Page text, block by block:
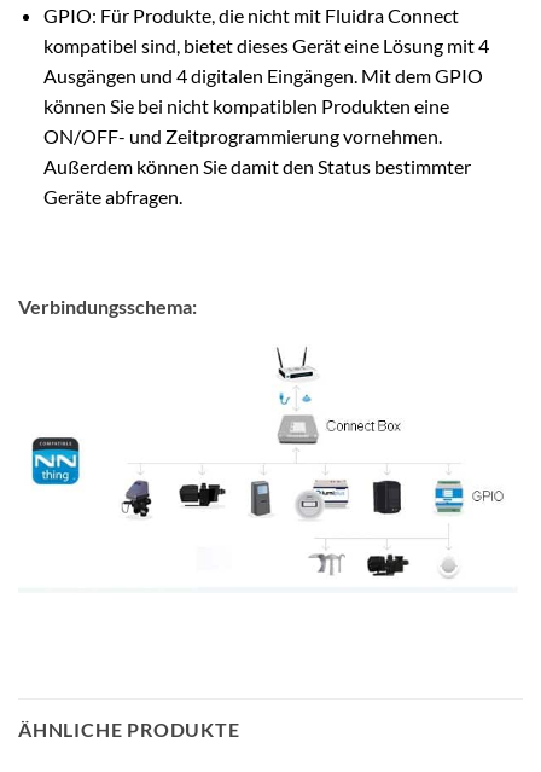
GPIO: Für Produkte, die nicht mit Fluidra Connect
kompatibel sind, bietet dieses Gerät eine Lösung mit 4
Ausgängen und 4 digitalen Eingängen. Mit dem GPIO
können Sie bei nicht kompatiblen Produkten eine
ON/OFF- und Zeitprogrammierung vornehmen.
Außerdem können Sie damit den Status bestimmter
Geräte abfragen.
Verbindungsschema:
ÄHNLICHE PRODUKTE